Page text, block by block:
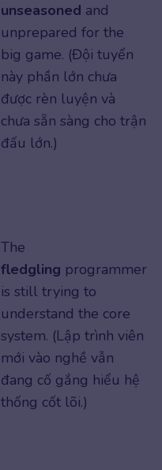
unseasoned and
unprepared for the
big game. (Đội tuyển
này phần lớn chưa
được rèn luyện và
chưa sẵn sàng cho trận
đấu lớn.)
The
fledgling programmer
is still trying to
understand the core
system. (Lập trình viên
mới vào nghề vẫn
đang cố gắng hiểu hệ
thống cốt lõi.)